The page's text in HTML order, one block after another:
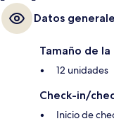
Datos
Tamaño de
12 unidades
Check-in/
Inicio de